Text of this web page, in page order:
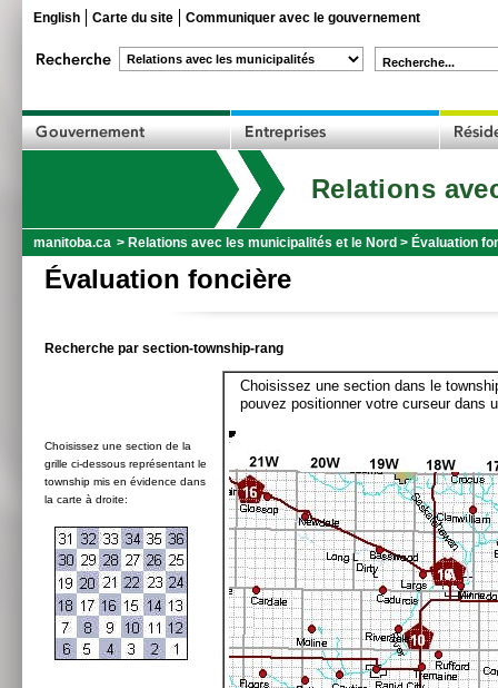
English Carte du site Communiquer avec le gouvernement
Recherche...
Relations
manitoba.ca > Relations avec les municipalités et le Nord > Évaluation
Évaluation foncière
Recherche par section-township-rang
Choisissez une section de la
grille ci-dessous représentant le
township mis en évidence dans
la carte à droite:
Choisissez une section dans le
pouvez positionner votre curseur dans